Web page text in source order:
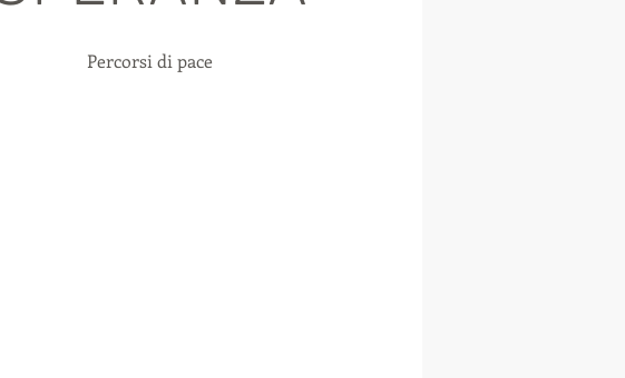
Percorsi di pace